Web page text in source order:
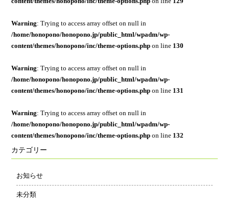
Warning: Trying to access array offset on null in
/home/honopono/honopono.jp/public_html/wpadm/wp-
content/themes/honopono/inc/theme-options.phpon line 130
Warning: Trying to access array offset on null in
/home/honopono/honopono.jp/public_html/wpadm/wp-
content/themes/honopono/inc/theme-options.phpon line 131
Warning: Trying to access array offset on null in
/home/honopono/honopono.jp/public_html/wpadm/wp-
content/themes/honopono/inc/theme-options.phpon line 132
カテゴリー
お知らせ
未分類